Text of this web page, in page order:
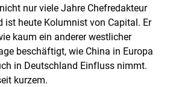
nur viele Jahre Chefredakteur
ist heute Kolumnist von Capital. Er
kaum ein anderer westlicher
beschäftigt, wie China in Europa
in Deutschland Einfluss nimmt.
kurzem.